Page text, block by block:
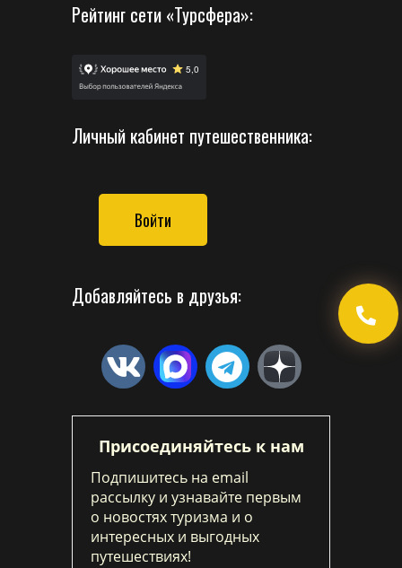
Рейтинг сети «Турсфера»:
Личный кабинет путешественника:
Войти
Добавляйтесь в друзья:
Присоединяйтесь к нам
Подпишитесь на email
рассылку и узнавайте первым
о новостях туризма и о
интересных и выгодных
путешествиях!